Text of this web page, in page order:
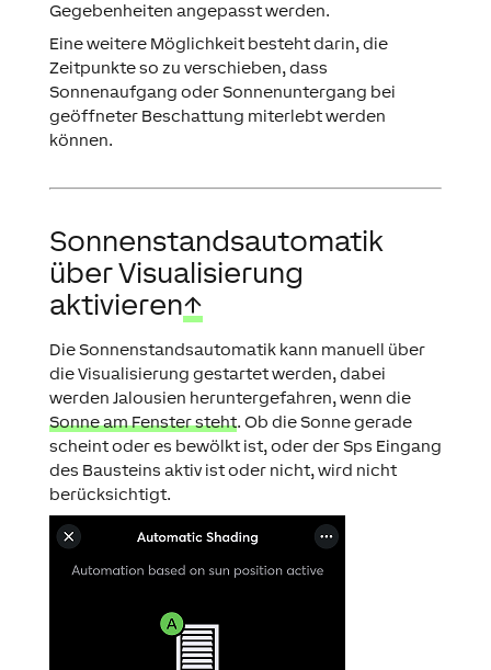
Gegebenheiten angepasst werden.
Eine weitere Möglichkeit besteht darin, die
Zeitpunkte so zu verschieben, dass
Sonnenaufgang oder Sonnenuntergang bei
geöffneter Beschattung miterlebt werden
können.
Sonnenstandsautomatik
über Visualisierung
aktivieren↑
Die Sonnenstandsautomatik kann manuell über
die Visualisierung gestartet werden, dabei
werden Jalousien heruntergefahren, wenn die
Sonne am Fenster steht. Ob die Sonne gerade
scheint oder es bewölkt ist, oder der Sps Eingang
des Bausteins aktiv ist oder nicht, wird nicht
berücksichtigt.